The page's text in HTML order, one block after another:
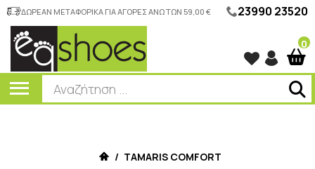
ΔΩΡΕΑΝ ΜΕΤΑΦΟΡΙΚΑ ΓΙΑ ΑΓΟΡΕΣ ΑΝΩ ΤΩΝ 59,00 € 23990 23520
0
/ TAMARIS COMFORT